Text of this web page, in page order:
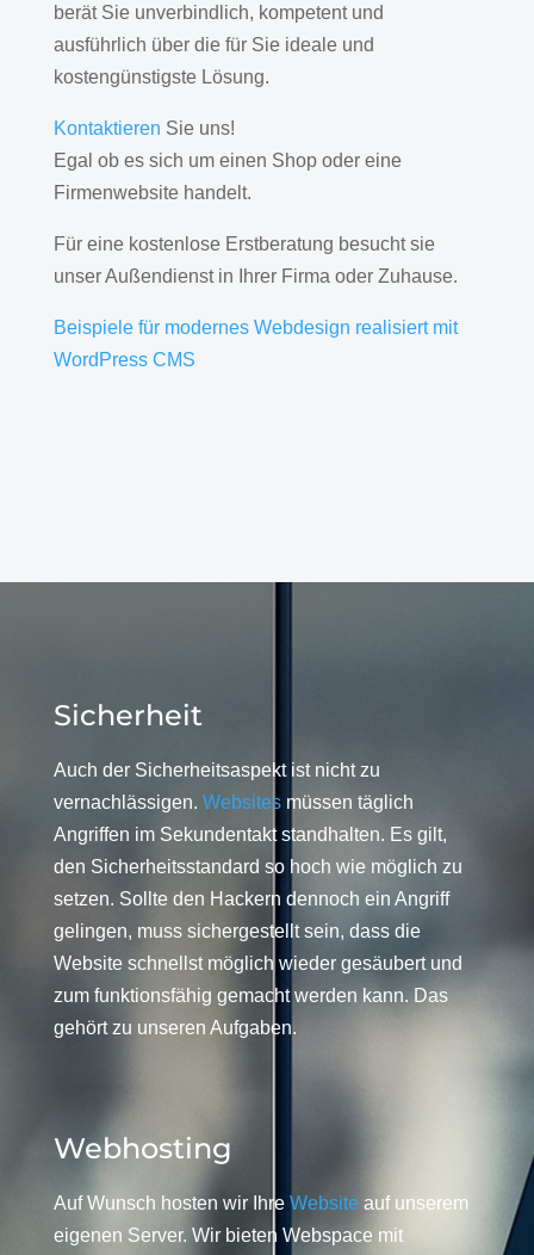
berät Sie unverbindlich, kompetent und
ausführlich über die für Sie ideale und
kostengünstigste Lösung.
Kontaktieren Sie uns!
Egal ob es sich um einen Shop oder eine
Firmenwebsite handelt.
Für eine kostenlose Erstberatung besucht sie
unser Außendienst in Ihrer Firma oder Zuhause.
Beispiele für modernes Webdesign realisiert mit
WordPress CMS
Sicherheit
Auch der Sicherheitsaspekt ist nicht zu
vernachlässigen. Websitesmüssen täglich
Angriffen im Sekundentakt standhalten. Es gilt,
den Sicherheitsstandard so hoch wie möglich zu
setzen. Sollte den Hackern dennoch ein Angriff
gelingen, muss sichergestellt sein, dass die
Website schnellst möglich wieder gesäubert und
zum funktionsfähig gemacht werden kann. Das
gehört zu unseren Aufgaben.
Webhosting
Auf Wunsch hosten wir Ihre Website auf unserem
eigenen Server. Wir bieten Webspace mit